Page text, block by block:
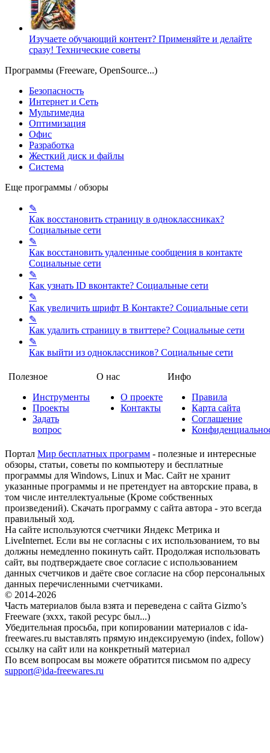
Изучаете обучающий контент? Применяйте и делайте
сразу! Технические советы
Программы (Freeware, OpenSource...)
Безопасность
Интернет и Сеть
Мультимедиа
Оптимизация
Офис
Разработка
Жесткий диск и файлы
Система
Еще программы / обзоры
✎
Как восстановить страницу в одноклассниках?
Социальные сети
✎
Как восстановить удаленные сообщения в контакте
Социальные сети
✎
Как узнать ID вконтакте? Социальные сети
✎
Как увеличить шрифт В Контакте? Социальные сети
✎
Как удалить страницу в твиттере? Социальные сети
✎
Как выйти из одноклассников? Социальные сети
Полезное
Инструменты
Проекты
Задать
вопрос
О нас
О проекте
Контакты
Инфо
Правила
Карта сайта
Соглашение
Портал Мир бесплатных программ - полезные и интересные
обзоры, статьи, советы по компьютеру и бесплатные
программы для Windows, Linux и Mac. Сайт не хранит
указанные программы и не претендует на авторские права, в
том числе интеллектуальные (Кроме собственных
произведений). Скачать программу с сайта автора - это всегда
правильный ход.
На сайте используются счетчики Яндекс Метрика и
LiveInternet. Если вы не согласны с их использованием, то вы
должны немедленно покинуть сайт. Продолжая использовать
сайт, вы подтверждаете свое согласие с использованием
данных счетчиков и даёте свое согласие на сбор персональных
данных перечисленными счетчиками.
© 2014-2026
Часть материалов была взята и переведена с сайта Gizmo’s
Freeware (эххх, такой ресурс был...)
Убедительная просьба, при копировании материалов с ida-
freewares.ru выставлять прямую индексируемую (index, follow)
ссылку на сайт или на конкретный материал
По всем вопросам вы можете обратится письмом по адресу
support@ida-freewares.ru